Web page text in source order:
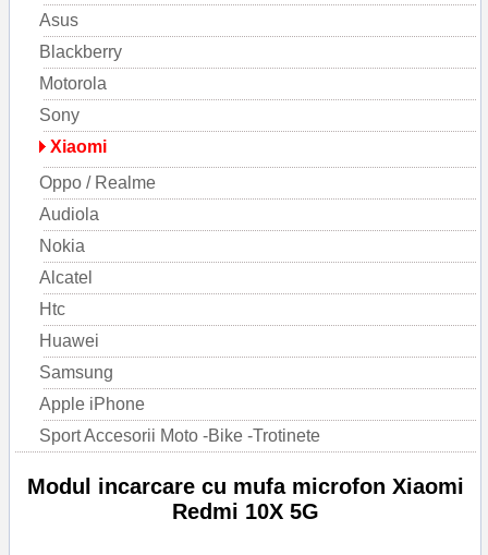
Asus
Blackberry
Motorola
Sony
Xiaomi
Oppo / Realme
Audiola
Nokia
Alcatel
Htc
Huawei
Samsung
Apple iPhone
Sport Accesorii Moto -Bike -Trotinete
Modul incarcare cu mufa microfon Xiaomi
Redmi 10X 5G